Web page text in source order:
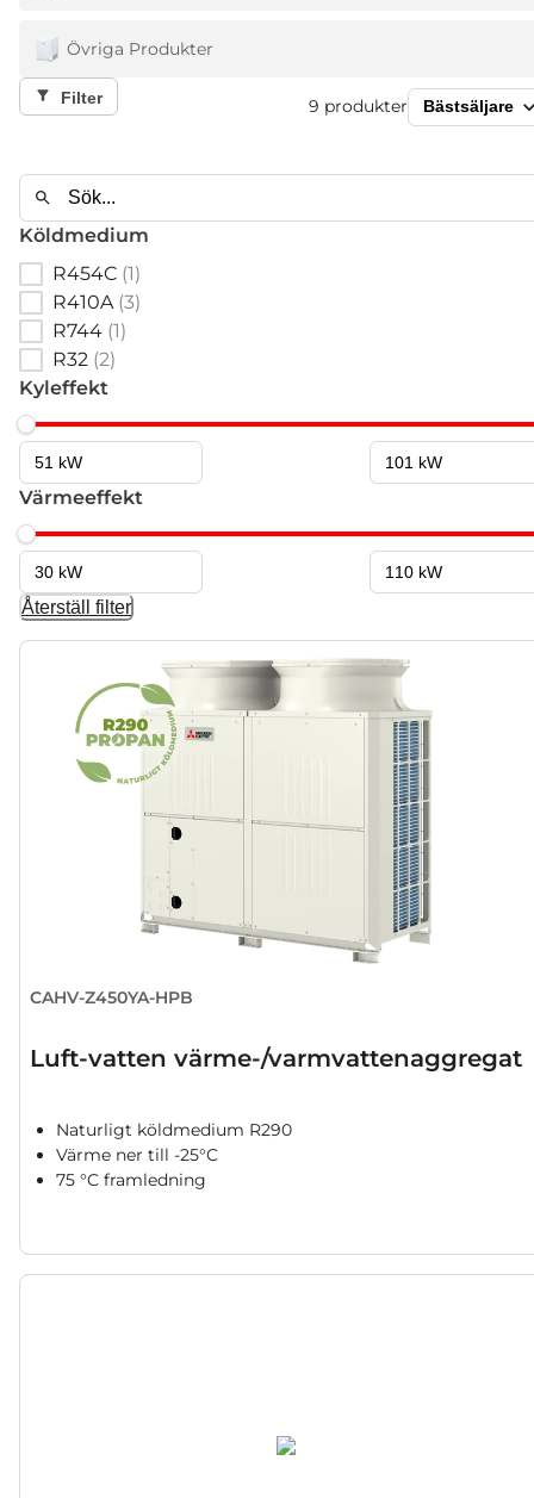
Övriga Produkter
Filter 9 produkter
Köldmedium
R454C (1)
R410A (3)
R744 (1)
R32 (2)
Kyleffekt
Värmeeffekt
Återställ filter
CAHV-Z450YA-HPB
Luft-vatten värme-/varmvattenaggregat
Naturligt köldmedium R290
Värme ner till -25°C
75 °C framledning